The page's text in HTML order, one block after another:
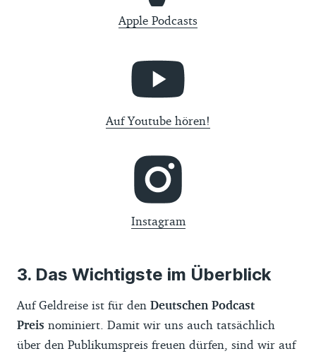
Apple Podcasts
Auf Youtube hören!
Instagram
Das Wichtigste im Überblick
Auf Geldreise ist für den Deutschen Podcast
Preis nominiert. Damit wir uns auch tatsächlich
über den Publikumspreis freuen dürfen, sind wir auf